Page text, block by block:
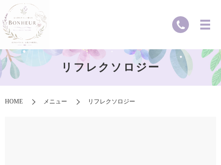
リフレクソロジー
HOME メニュー リフレクソロジー